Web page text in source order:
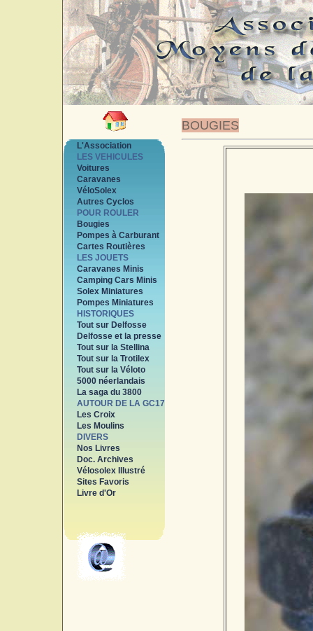
BOUGIES
L'Association
LES VEHICULES
Voitures
Caravanes
VéloSolex
Autres Cyclos
POUR ROULER
Bougies
Pompes à Carburant
Cartes Routières
LES JOUETS
Caravanes Minis
Camping Cars Minis
Solex Miniatures
Pompes Miniatures
HISTORIQUES
Tout sur Delfosse
Delfosse et la presse
Tout sur la Stellina
Tout sur la Trotilex
Tout sur la Véloto
5000 néerlandais
La saga du 3800
AUTOUR DE LA GC17
Les Croix
Les Moulins
DIVERS
Nos Livres
Doc. Archives
Vélosolex Illustré
Sites Favoris
Livre d'Or